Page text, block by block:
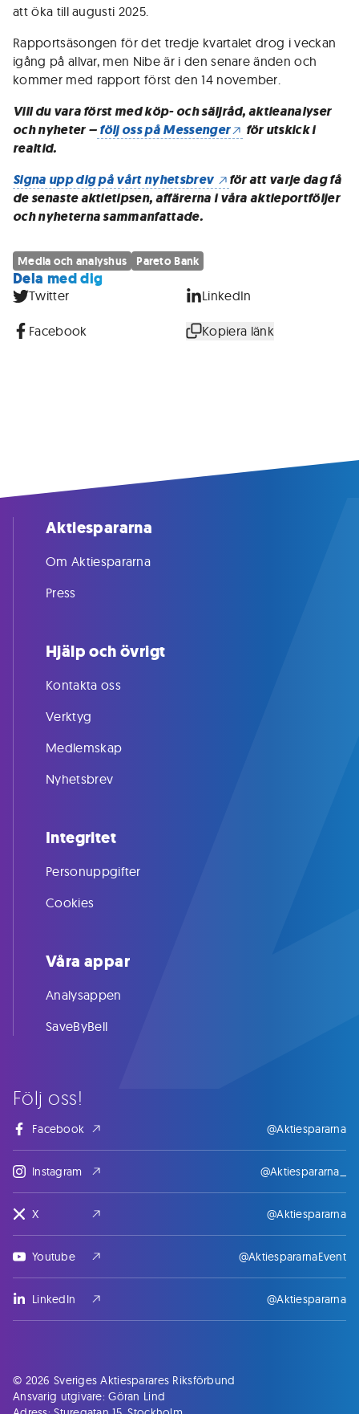
att öka till augusti 2025.
Rapportsäsongen för det tredje kvartalet drog i veckan
igång på allvar, men Nibe är i den senare änden och
kommer med rapport först den 14 november.
Vill du vara först med köp- och säljråd, aktieanalyser
och nyheter –följ oss på Messenger
för utskick i
realtid.
Signa upp dig på vårt nyhetsbrev
för att varje dag få
de senaste aktietipsen, affärerna i våra aktieportföljer
och nyheterna sammanfattade.
Media och analyshus Pareto Bank
Dela med dig
Twitter LinkedIn
Facebook Kopiera länk
Följ oss!
Facebook @Aktiespararna
Instagram @Aktiespararna_
X @Aktiespararna
Youtube @AktiespararnaEvent
LinkedIn @Aktiespararna
Aktiespararna
Om Aktiespararna
Press
Hjälp och övrigt
Kontakta oss
Verktyg
Medlemskap
Nyhetsbrev
Integritet
Personuppgifter
Cookies
Våra appar
Analysappen
SaveByBell
© 2026 Sveriges Aktiesparares Riksförbund
Ansvarig utgivare: Göran Lind